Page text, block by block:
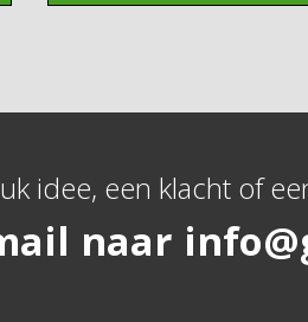
idee, een klacht of
naar